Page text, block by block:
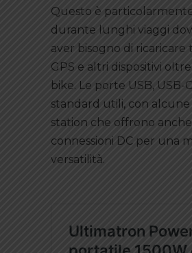
Questo è
durante lunghi viaggi
aver bisogno di ricaricare
GPS e altri dispositivi
bike. Le porte USB, USB-
standard utili, con
station che offrono anche
connessioni DC per una
versatilità.